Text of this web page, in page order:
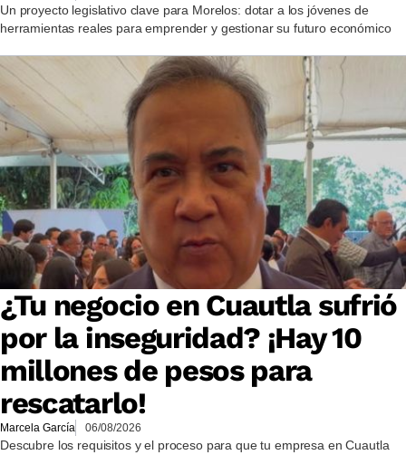
Un proyecto legislativo clave para Morelos: dotar a los jóvenes de
herramientas reales para emprender y gestionar su futuro económico
¿Tu negocio en Cuautla sufrió
por la inseguridad? ¡Hay 10
millones de pesos para
rescatarlo!
Marcela García 06/08/2026
Descubre los requisitos y el proceso para que tu empresa en Cuautla